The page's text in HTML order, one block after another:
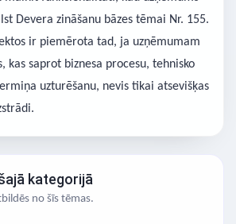
Devera zināšanu bāzes tēmai Nr. 155.
ir piemērota tad, ja uzņēmumam
kas saprot biznesa procesu, tehnisko
uzturēšanu, nevis tikai atsevišķas
kategorijā
no šīs tēmas.